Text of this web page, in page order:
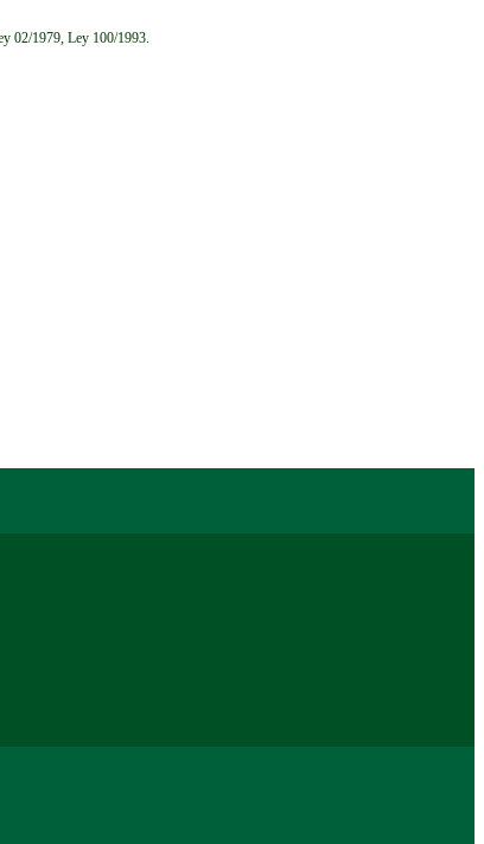
02/1979, Ley 100/1993.